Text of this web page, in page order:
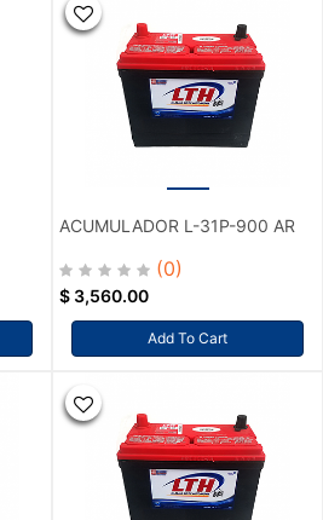
ACUMULADOR L-31P-900 AR
(0)
$ 3,560.00
Add To Cart